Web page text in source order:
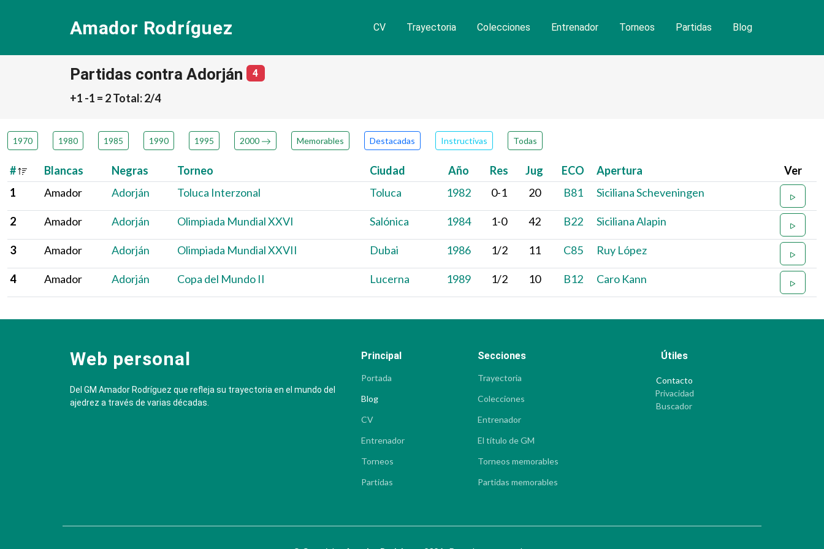
Amador Rodríguez CV Trayectoria Colecciones Entrenador Torneos Partidas Blog
Partidas contra Adorján 4número de partidas
+1 -1 = 2 Total: 2/4
1970 1980 1985 1990 1995 2000 Memorables Destacadas Instructivas Todas
# Blancas Negras Torneo Ciudad Año Res Jug ECO Apertura
Ver
1
Amador Adorján Toluca Interzonal Toluca 1982 0-1 20 B81 Siciliana Scheveningen
2 Amador Adorján Olimpiada Mundial XXVI Salónica 1984 1-0 42 B22 Siciliana Alapin
3 Amador Adorján Olimpiada Mundial XXVII Dubai 1986 1/2 11 C85 Ruy López
4 Amador Adorján Copa del Mundo II Lucerna 1989 1/2 10 B12 Caro Kann
Web personal
Del GM Amador Rodríguez que refleja su trayectoria en el mundo del
ajedrez a través de varias décadas.
Principal
Portada
Blog
CV
Entrenador
Torneos
Partidas
Secciones
Trayectoria
Colecciones
Entrenador
El título de GM
Torneos memorables
Partidas memorables
Útiles
Contacto
Privacidad
Buscador